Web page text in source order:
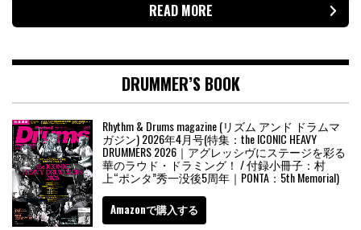
READ MORE
DRUMMER’S BOOK
Rhythm & Drums magazine (リズム アンド ドラムマ
ガジン) 2026年4月号(特集：the ICONIC HEAVY
DRUMMERS 2026｜アグレッシヴにステージを彩る
華のラウド・ドラミング！ / 付録小冊子：村
上“ポンタ”秀一没後5周年｜PONTA：5th Memorial)
Amazonで購入する